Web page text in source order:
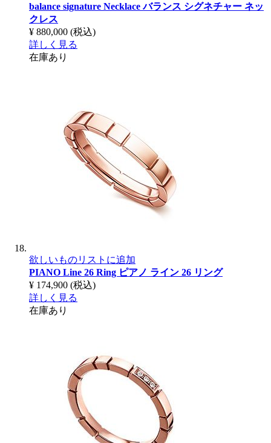
balance signature Necklaceバランス シグネチャー ネッ
クレス
¥ 880,000 (税込)
詳しく見る
在庫あり
欲しいものリストに追加
PIANO Line 26 Ring ピアノ ライン 26 リング
¥ 174,900 (税込)
詳しく見る
在庫あり